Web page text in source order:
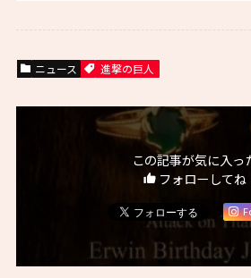
ニュース 進撃の巨人
この記事が気に入っ
フォローしてね